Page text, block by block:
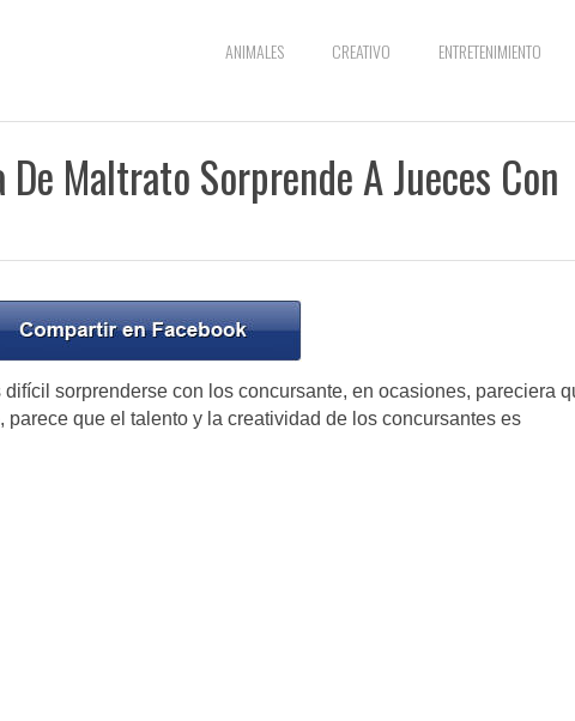
ANIMALES CREATIVO ENTRETENIMIENTO
Maltrato Sorprende A Jueces Con
sorprenderse con los concursante, en ocasiones, pareciera
que el talento y la creatividad de los concursantes es